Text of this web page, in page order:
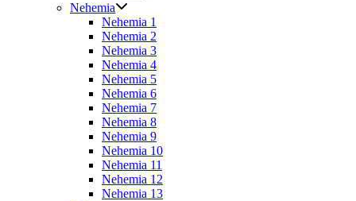
Nehemia
Nehemia 1
Nehemia 2
Nehemia 3
Nehemia 4
Nehemia 5
Nehemia 6
Nehemia 7
Nehemia 8
Nehemia 9
Nehemia 10
Nehemia 11
Nehemia 12
Nehemia 13